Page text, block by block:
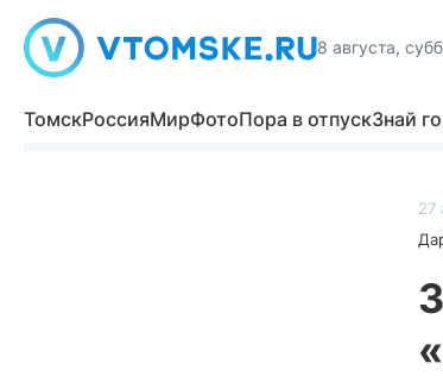
8 августа,
ТомскРоссияМирФотоПора в отпускЗнай
27